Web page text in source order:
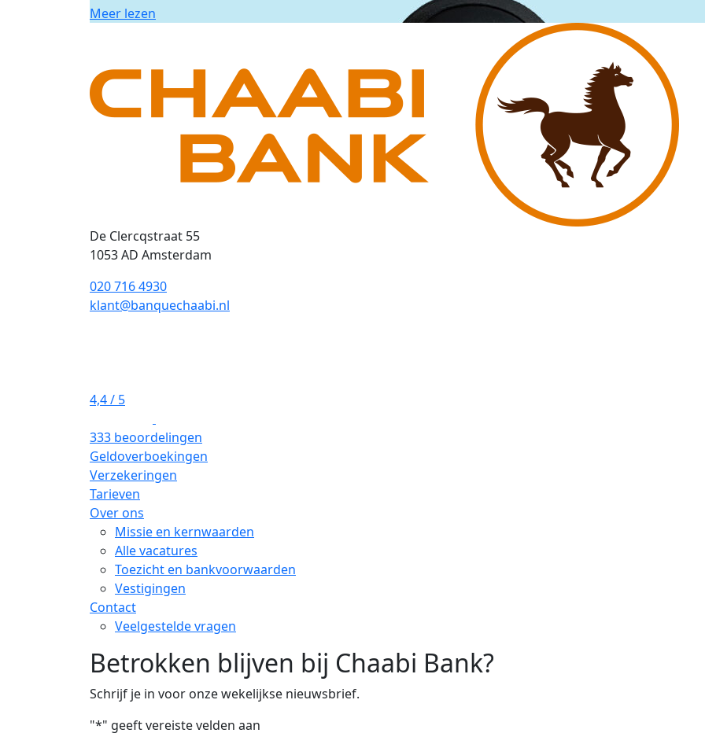
Meer lezen
De Clercqstraat 55
1053 AD Amsterdam
020 716 4930
klant@banquechaabi.nl
4,4/ 5
333 beoordelingen
Geldoverboekingen
Verzekeringen
Tarieven
Over ons
Missie en kernwaarden
Alle vacatures
Toezicht en bankvoorwaarden
Vestigingen
Contact
Veelgestelde vragen
Betrokken blijven bij Chaabi Bank?
Schrijf je in voor onze wekelijkse nieuwsbrief.
"*" geeft vereiste velden aan